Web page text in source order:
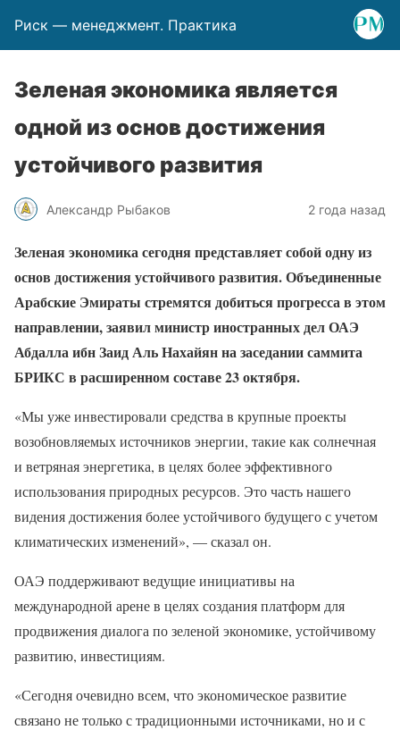
Риск — менеджмент. Практика
Зеленая экономика является
одной из основ достижения
устойчивого развития
Александр Рыбаков 2 года назад
Зеленая экономика сегодня представляет собой одну из
основ достижения устойчивого развития. Объединенные
Арабские Эмираты стремятся добиться прогресса в этом
направлении, заявил министр иностранных дел ОАЭ
Абдалла ибн Заид Аль Нахайян на заседании саммита
БРИКС в расширенном составе 23 октября.
«Мы уже инвестировали средства в крупные проекты
возобновляемых источников энергии, такие как солнечная
и ветряная энергетика, в целях более эффективного
использования природных ресурсов. Это часть нашего
видения достижения более устойчивого будущего с учетом
климатических изменений», — сказал он.
ОАЭ поддерживают ведущие инициативы на
международной арене в целях создания платформ для
продвижения диалога по зеленой экономике, устойчивому
развитию, инвестициям.
«Сегодня очевидно всем, что экономическое развитие
связано не только с традиционными источниками, но и с